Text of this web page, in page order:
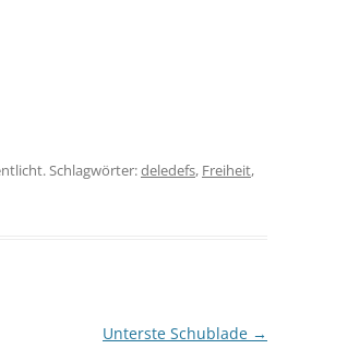
Schlagwörter:deledefs, Freiheit,
Unterste Schublade →